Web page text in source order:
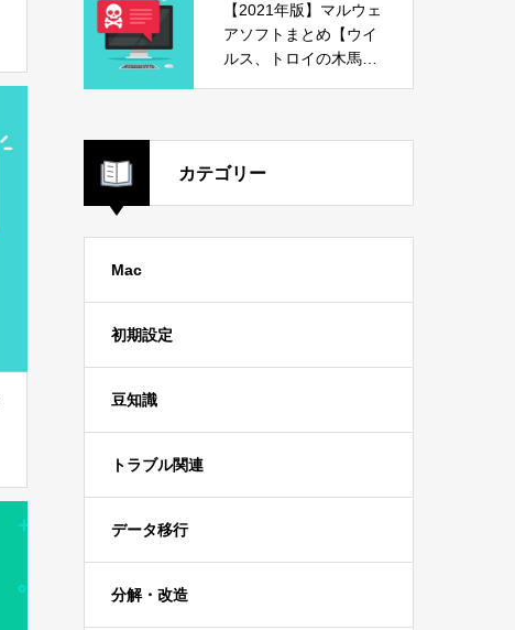
【2021年版】マルウェ
アソフトまとめ【ウイ
ルス、トロイの木馬、
カテゴリー
Mac
初期設定
豆知識
トラブル関連
データ移行
分解・改造